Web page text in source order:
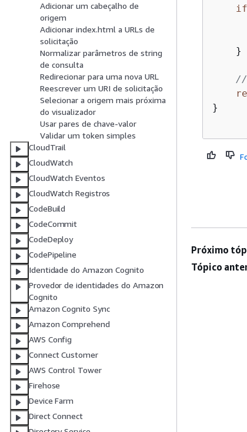
Adicionar um cabeçalho de
origem
Adicionar index.html a URLs de
solicitação
Normalizar parâmetros de string
de consulta
Redirecionar para uma nova URL
Reescrever um URI de solicitação
Selecionar a origem mais próxima
do visualizador
Usar pares de chave-valor
Validar um token simples
CloudTrail
CloudWatch
CloudWatch Eventos
CloudWatch Registros
CodeBuild
CodeCommit
CodeDeploy
CodePipeline
Identidade do Amazon Cognito
Provedor de identidades do Amazon
Cognito
Amazon Cognito Sync
Amazon Comprehend
AWS Config
Connect Customer
AWS Control Tower
Firehose
Device Farm
Direct Connect
if
    }
//
}
Próximo
Tópico